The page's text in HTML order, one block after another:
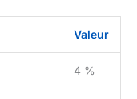
Valeur
4 %